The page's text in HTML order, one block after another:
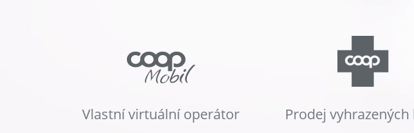
Vlastní virtuální operátor Prodej vyhrazených